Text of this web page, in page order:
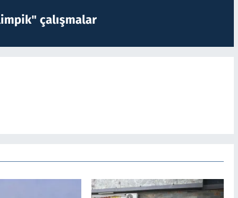
çalışmalar